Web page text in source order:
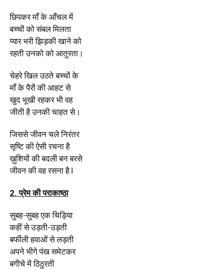
छिपकर माँ के आँचल में
बच्चों को संबल मिलता
प्यार भरी झिड़की खाने को
रहती उनको को आतुरता।
चेहरे खिल उठते बच्चों के
माँ के पैरों की आहट से
खुद भूखी रहकर भी वह
जीती है उनकी चाहत से।
जिससे जीवन चले निरंतर
सृष्टि की ऐसी रचना है
ख़ुशियों की बदली बन बरसे
जीवन की वह रसना है l
2. प्रेम की पराकाष्ठा
सुबह-सुबह एक चिड़िया
कहीं से उड़ती-उड़ती
बर्फीली हवाओं से लड़ती
अपने भीगे पंख समेटकर
बगीचे में ठिठुरती